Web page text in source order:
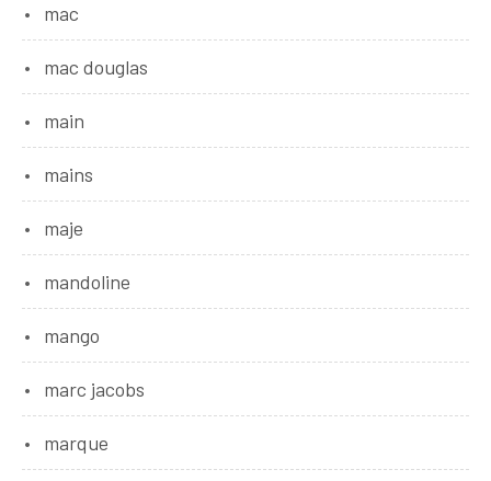
mac
mac douglas
main
mains
maje
mandoline
mango
marc jacobs
marque